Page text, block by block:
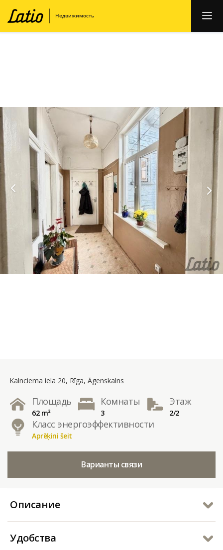
Kalnciema iela 20, Rīga, Āgenskalns
Площадь
62 m²
Комнаты
3
Этаж
2/2
Класс энергоэффективности
Aprēķini šeit
Варианты связи
Описание
Удобства